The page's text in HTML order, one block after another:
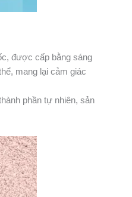
được cấp bằng sáng
mang lại cảm giác
phần tự nhiên, sản